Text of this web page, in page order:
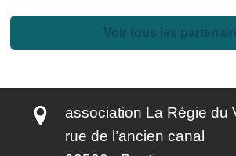
Voir tous les
association La Régie du
rue de l’ancien canal